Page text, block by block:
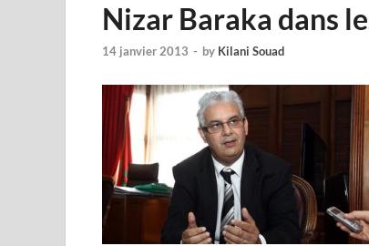
Nizar Baraka dans
14 janvier 2013 - by Kilani Souad